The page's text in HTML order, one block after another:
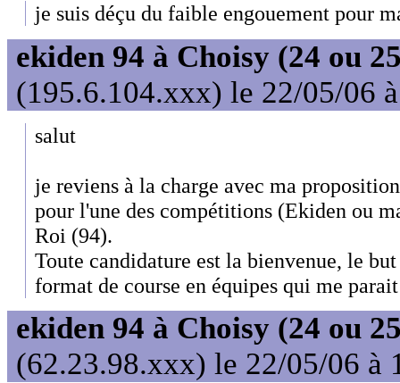
je suis déçu du faible engouement pour
ekiden 94 à Choisy (24 ou
(195.6.104.xxx) le 22/05/06
salut
je reviens à la charge avec ma
pour l'une des compétitions (Ekiden ou
Roi (94).
Toute candidature est la bienvenue, le
format de course en équipes qui me
ekiden 94 à Choisy (24 ou
(62.23.98.xxx) le 22/05/06 à